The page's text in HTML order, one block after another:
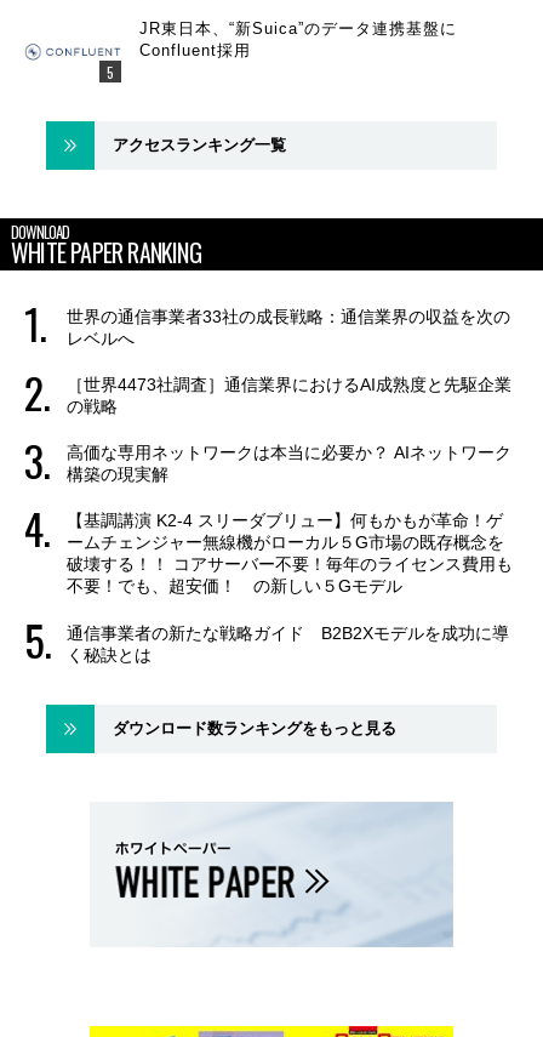
JR東日本、“新Suica”のデータ連携基盤に
Confluent採用
アクセスランキング一覧
DOWNLOAD
WHITE PAPER RANKING
世界の通信事業者33社の成長戦略：通信業界の収益を次の
レベルへ
［世界4473社調査］通信業界におけるAI成熟度と先駆企業
の戦略
高価な専用ネットワークは本当に必要か？ AIネットワーク
構築の現実解
【基調講演 K2-4 スリーダブリュー】何もかもが革命！ゲ
ームチェンジャー無線機がローカル５G市場の既存概念を
破壊する！！ コアサーバー不要！毎年のライセンス費用も
不要！でも、超安価！ の新しい５Gモデル
通信事業者の新たな戦略ガイド B2B2Xモデルを成功に導
く秘訣とは
ダウンロード数ランキングをもっと見る